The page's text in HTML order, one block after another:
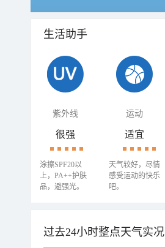
生活助手
紫外线 运动
很强
涂擦SPF20以
上，PA++护肤
品，避强光。
适宜
天气较好，尽情
感受运动的快乐
吧。
过去24小时整点天气实况